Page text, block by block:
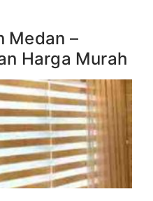
Medan –
Harga Murah